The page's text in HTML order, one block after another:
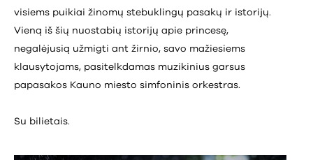
visiems puikiai žinomų stebuklingų pasakų ir istorijų.
Vieną iš šių nuostabių istorijų apie princesę,
negalėjusią užmigti ant žirnio, savo mažiesiems
klausytojams, pasitelkdamas muzikinius garsus
papasakos Kauno miesto simfoninis orkestras.
Su bilietais.